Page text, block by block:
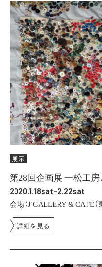
展示
第28回企画展 一松工
2020.1.18sat–2.22sat
会場：J'GALLERY & CAFE（
詳細を見る